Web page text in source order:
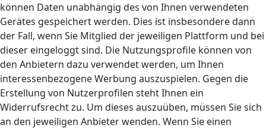
können Daten unabhängig des von Ihnen verwendeten
Gerätes gespeichert werden. Dies ist insbesondere dann
der Fall, wenn Sie Mitglied der jeweiligen Plattform und bei
dieser eingeloggt sind. Die Nutzungsprofile können von
den Anbietern dazu verwendet werden, um Ihnen
interessenbezogene Werbung auszuspielen. Gegen die
Erstellung von Nutzerprofilen steht Ihnen ein
Widerrufsrecht zu. Um dieses auszuüben, müssen Sie sich
an den jeweiligen Anbieter wenden. Wenn Sie einen